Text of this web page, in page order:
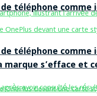
téléphone
téléphone
s’efface et